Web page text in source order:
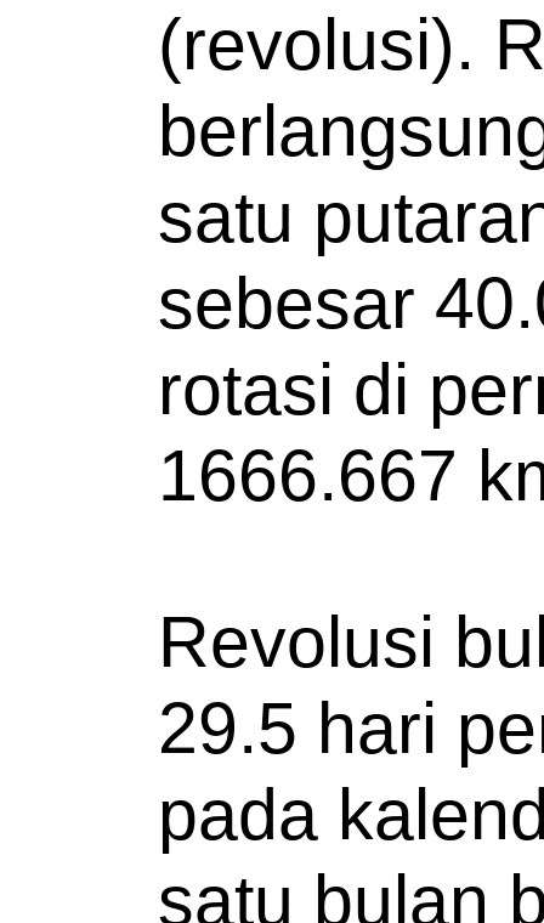
(revolusi).
satu
sebesar
rotasi di
1666.667
Revolusi
29.5 hari
pada
satu bulan